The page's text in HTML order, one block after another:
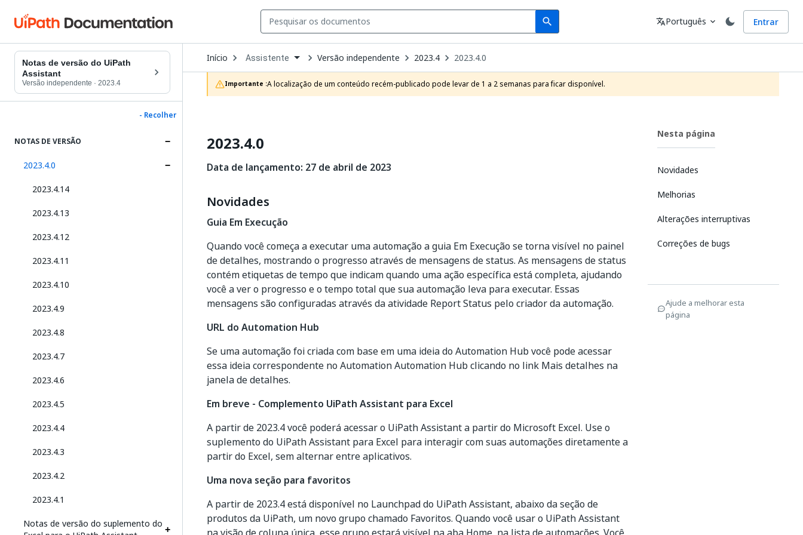
search
Search Idioma
translatePortuguês expand_more Entrar
Notas de versão do UiPath
Assistant
Versão independente · 2023.4
- Recolher
NOTAS DE VERSÃO
2023.4.0
2023.4.14
2023.4.13
2023.4.12
2023.4.11
2023.4.10
2023.4.9
2023.4.8
2023.4.7
2023.4.6
2023.4.5
2023.4.4
2023.4.3
2023.4.2
2023.4.1
Notas de versão do suplemento do
Início Open
Dropdown
to
choose
product
Assistente Versão independente 2023.4 2023.4.0
Importante :A localização de um conteúdo recém-publicado pode levar de 1 a 2 semanas para ficar disponível.
2023.4.0
Data de lançamento: 27 de abril de 2023
Novidades
Guia Em Execução
Quando você começa a executar uma automação a guia Em Execução se torna visível no painel
de detalhes, mostrando o progresso através de mensagens de status. As mensagens de status
contém etiquetas de tempo que indicam quando uma ação específica está completa, ajudando
você a ver o progresso e o tempo total que sua automação leva para executar. Essas
mensagens são configuradas através da atividade Report Status pelo criador da automação.
URL do Automation Hub
Se uma automação foi criada com base em uma ideia do Automation Hub você pode acessar
essa ideia correspondente no Automation Automation Hub clicando no link Mais detalhes na
janela de detalhes.
Em breve - Complemento UiPath Assistant para Excel
A partir de 2023.4 você poderá acessar o UiPath Assistant a partir do Microsoft Excel. Use o
suplemento do UiPath Assistant para Excel para interagir com suas automações diretamente a
partir do Excel, sem alternar entre aplicativos.
Uma nova seção para favoritos
A partir de 2023.4 está disponível no Launchpad do UiPath Assistant, abaixo da seção de
produtos da UiPath, um novo grupo chamado Favoritos. Quando você usar o UiPath Assistant
Nesta página
Novidades
Melhorias
Alterações interruptivas
Correções de bugs
Ajude a melhorar esta
página